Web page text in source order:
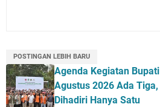
POSTINGAN LEBIH BARU
Agenda Kegiatan
Agustus 2026 Ada Tiga,
Dihadiri Hanya Satu